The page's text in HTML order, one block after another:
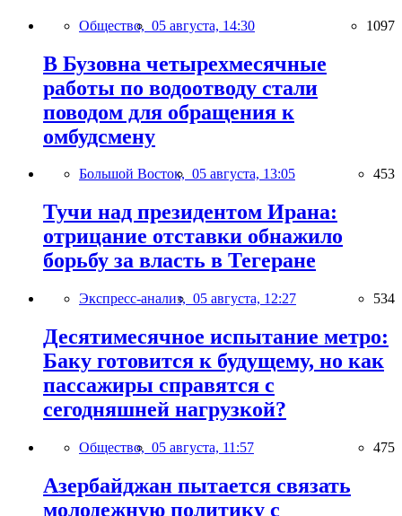
Общество, 05 августа, 14:30 1097
В Бузовна четырехмесячные
работы по водоотводу стали
поводом для обращения к
омбудсмену
Большой Восток, 05 августа, 13:05 453
Тучи над президентом Ирана:
отрицание отставки обнажило
борьбу за власть в Тегеране
Экспресс-анализ, 05 августа, 12:27 534
Десятимесячное испытание метро:
Баку готовится к будущему, но как
пассажиры справятся с
сегодняшней нагрузкой?
Общество, 05 августа, 11:57 475
Азербайджан пытается связать
молодежную политику с